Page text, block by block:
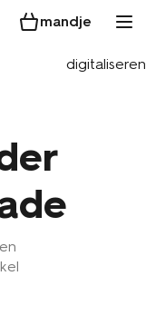
mandje
digitaliseren